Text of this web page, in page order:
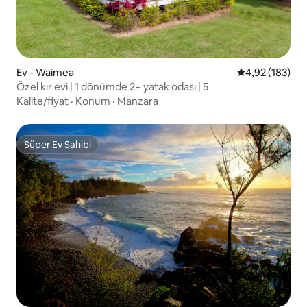
Ev - Waimea 5 üzerinden
4,92 (183)
Özel kır evi | 1 dönümde 2+ yatak odası | 5
Kalite/fiyat · Konum · Manzara
Süper Ev Sahibi
Süper Ev Sahibi